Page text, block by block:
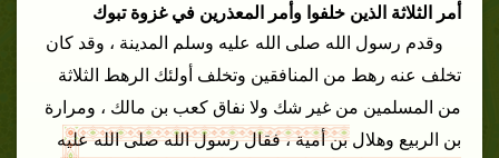
أمر الثلاثة الذين خلفوا وأمر المعذرين فيغزوة تبوك
وقدم رسول الله صلى الله عليه وسلم المدينة ، وقد كان
تخلف عنه رهط من المنافقين وتخلف أولئك الرهط الثلاثة
من المسلمين من غير شك ولا نفاق كعب بن مالك ، ومرارة
بن الربيع وهلال بن أمية،فقال رسول اللهصلى الله عليه